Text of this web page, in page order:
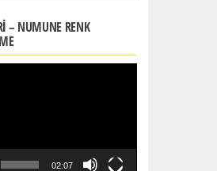
– NUMUNE RENK
02:07